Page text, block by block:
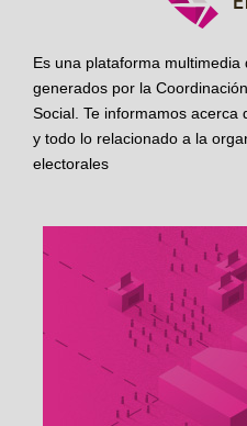
Es una plataforma
generados por la
Social. Te informamos acerca
y todo lo relacionado a la
electorales